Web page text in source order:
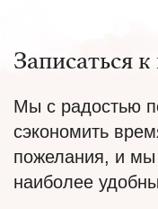
Записаться
Мы с радостью
сэкономить
пожелания, и
наиболее